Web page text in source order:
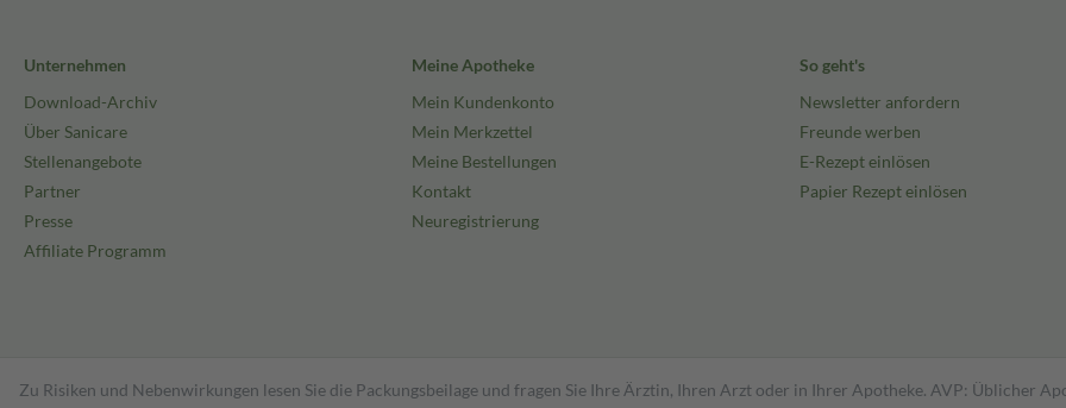
Unternehmen
Download-Archiv
Über Sanicare
Stellenangebote
Partner
Presse
Affiliate Programm
Meine Apotheke
Mein Kundenkonto
Mein Merkzettel
Meine Bestellungen
Kontakt
Neuregistrierung
So geht's
Newsletter anfordern
Freunde werben
E-Rezept einlösen
Papier Rezept einlösen
Zu Risiken und Nebenwirkungen lesen Sie die Packungsbeilage und fragen Sie Ihre Ärztin, Ihren Arzt oder in Ihrer Apotheke. AVP: Üblicher